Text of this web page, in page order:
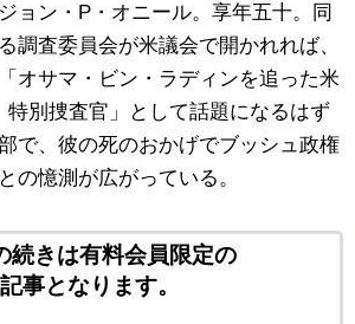
ョン・P・オニール。享年五十。同
調査委員会が米議会で開かれれば、
オサマ・ビン・ラディンを追った米
特別捜査官」として話題になるはず
で、彼の死のおかげでブッシュ政権
の憶測が広がっている。
続きは有料会員限定の
記事となります。